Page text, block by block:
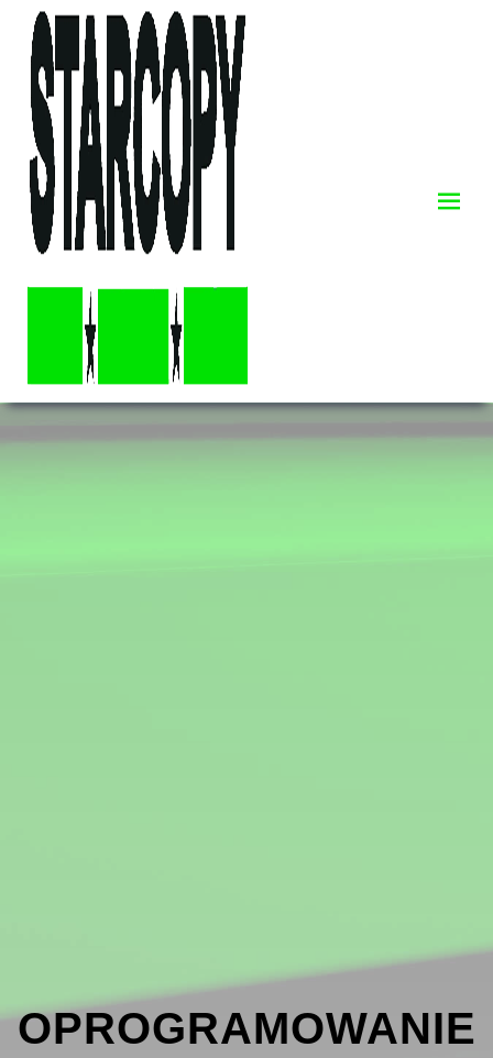
OPROGRAMOWANIE